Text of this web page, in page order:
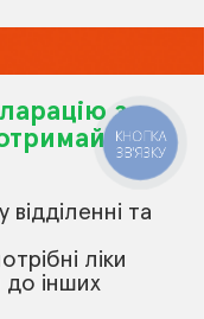
з
відділенні та
ліки
до інших
КНОПКА
ЗВ'ЯЗКУ